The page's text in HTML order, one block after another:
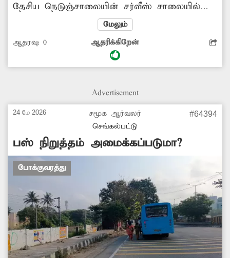
தேசிய நெடுஞ்சாலையின் சர்வீஸ் சாலையில்
இருபுறமும் மோட்டார் சைக்கிள்கள் சாலையை
ஆக்கிரமித்து உள்ளன. இதனால் அந்த
சாலையில் வரும் வாகன ஓட்டிகள் மிகுந்த
சிரமம் அடைகின்றனர். சில சமயங்களில்
துறை அதிகாரிகள் விரைந்த நடவடிக்கை
எதிர்பார்க்கின்றனர்.
மேலும்
ஆதரவு: 0 ஆதரிக்கிறேன்
Advertisement
24 மே 2026
சமூக ஆர்வலர்
செங்கல்பட்டு
#64394
பஸ் நிறுத்தம் அமைக்கப்படுமா?
போக்குவரத்து